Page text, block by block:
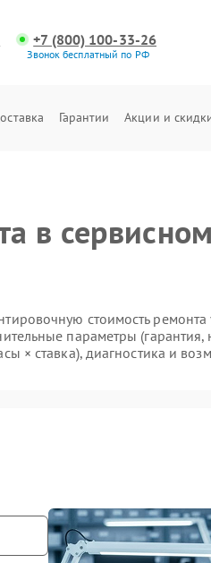
+7 (800) 100-33-26
Звонок бесплатный по РФ
Гарантии Акции и
в
стоимость ремонта
параметры
× ставка), диагностика и